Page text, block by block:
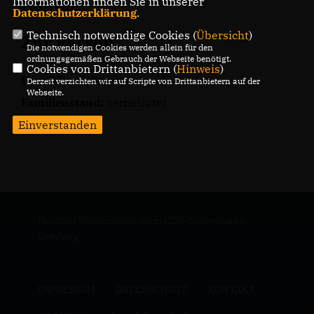
Zur Person
Beruf:Betriebswirtin
Datenschutzerklärung.
Technisch notwendige Cookies (Übersicht)
Die notwendigen Cookies werden allein für den
ordnungsgemäßen Gebrauch der Webseite benötigt.
Cookies von Drittanbietern (Hinweis)
Derzeit verzichten wir auf Scripte von Drittanbietern auf der
Webseite.
Einverstanden